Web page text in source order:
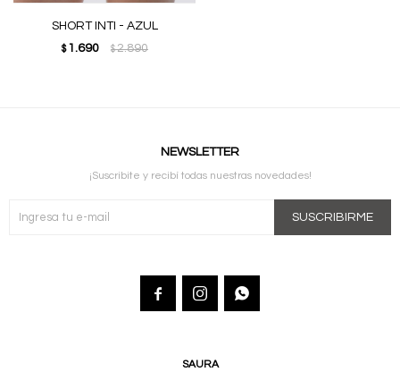
SHORT INTI - AZUL
$ 1.690 $2.890
SAURA
NEWSLETTER
¡Suscribite y recibí todas nuestras novedades!
SUSCRIBIRME
  